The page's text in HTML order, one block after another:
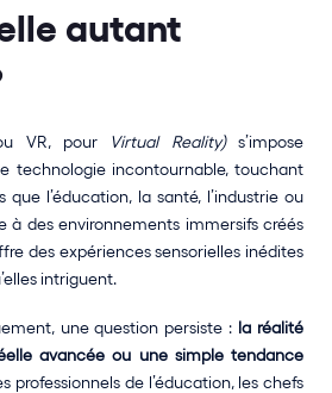
autant
VR, pour Virtual Reality) s’impose
technologie incontournable, touchant
que l’éducation, la santé, l’industrie ou
à des environnements immersifs créés
des expériences sensorielles inédites
intriguent.
une question persiste : la réalité
avancée ou une simple tendance
professionnels de l’éducation, les chefs